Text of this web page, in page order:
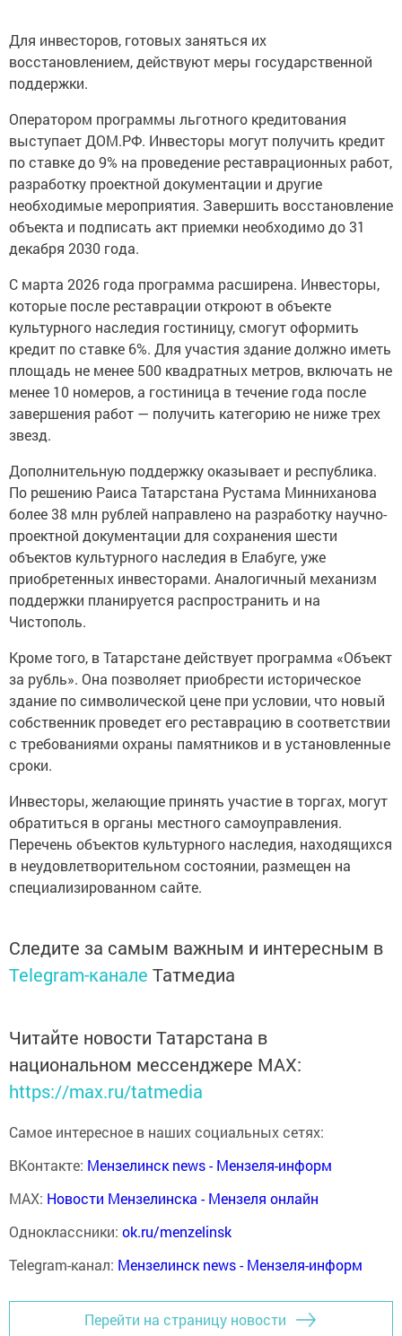
Для инвесторов, готовых заняться их
восстановлением, действуют меры государственной
поддержки.
Оператором программы льготного кредитования
выступает ДОМ.РФ. Инвесторы могут получить кредит
по ставке до 9% на проведение реставрационных работ,
разработку проектной документации и другие
необходимые мероприятия. Завершить восстановление
объекта и подписать акт приемки необходимо до 31
декабря 2030 года.
С марта 2026 года программа расширена. Инвесторы,
которые после реставрации откроют в объекте
культурного наследия гостиницу, смогут оформить
кредит по ставке 6%. Для участия здание должно иметь
площадь не менее 500 квадратных метров, включать не
менее 10 номеров, а гостиница в течение года после
завершения работ — получить категорию не ниже трех
звезд.
Дополнительную поддержку оказывает и республика.
По решению Раиса Татарстана Рустама Минниханова
более 38 млн рублей направлено на разработку научно-
проектной документации для сохранения шести
объектов культурного наследия в Елабуге, уже
приобретенных инвесторами. Аналогичный механизм
поддержки планируется распространить и на
Чистополь.
Кроме того, в Татарстане действует программа «Объект
за рубль». Она позволяет приобрести историческое
здание по символической цене при условии, что новый
собственник проведет его реставрацию в соответствии
с требованиями охраны памятников и в установленные
сроки.
Инвесторы, желающие принять участие в торгах, могут
обратиться в органы местного самоуправления.
Перечень объектов культурного наследия, находящихся
в неудовлетворительном состоянии, размещен на
специализированном сайте.
Следите за самым важным и интересным в
Telegram-канале Татмедиа
Читайте новости Татарстана в
национальном мессенджере MАХ:
https://max.ru/tatmedia
Самое интересное в наших социальных сетях:
ВКонтакте: Мензелинск news - Мензеля-информ
MAX: Новости Мензелинска - Мензеля онлайн
Одноклассники: ok.ru/menzelinsk
Telegram-канал: Мензелинск news - Мензеля-информ
Перейти на страницу новости